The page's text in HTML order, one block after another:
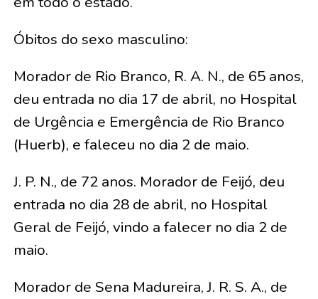
Óbitos do sexo masculino:
Morador de Rio Branco, R. A. N., de 65 anos,
deu entrada no dia 17 de abril, no Hospital
de Urgência e Emergência de Rio Branco
(Huerb), e faleceu no dia 2 de maio.
J. P. N., de 72 anos. Morador de Feijó, deu
entrada no dia 28 de abril, no Hospital
Geral de Feijó, vindo a falecer no dia 2 de
maio.
Morador de Sena Madureira, J. R. S. A., de